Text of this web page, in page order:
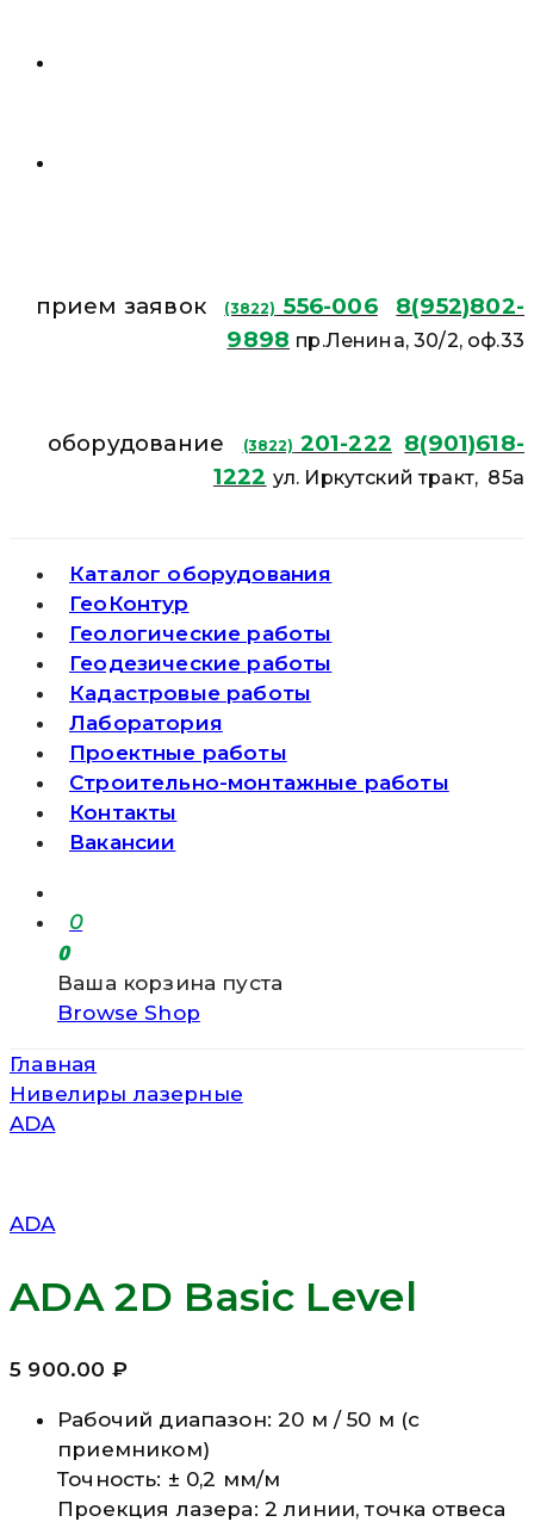
прием заявок (3822) 556-006
8(952)802-
9898 пр.Ленина, 30/2, оф.33
оборудование (3822) 201-222 8(901)618-
1222 ул. Иркутский тракт, 85а
Каталог оборудования
ГеоКонтур
Геологические работы
Геодезические работы
Кадастровые работы
Лаборатория
Проектные работы
Строительно-монтажные работы
Контакты
Вакансии
0
0
Ваша корзина пуста
Browse Shop
Главная
Нивелиры лазерные
ADA
ADA
ADA 2D Basic Level
5 900.00 ₽
Рабочий диапазон: 20 м / 50 м (с
приемником)
Точность: ± 0,2 мм/м
Проекция лазера: 2 линии, точка отвеса